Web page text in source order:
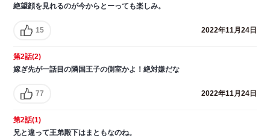
絶望顔を見れるのが今からとーっても楽しみ。
15 2022年11月24日
第2話(2)
嫁ぎ先が一話目の隣国王子の側室かよ！絶対嫌だな
77 2022年11月24日
第2話(1)
兄と違って王弟殿下はまともなのね。